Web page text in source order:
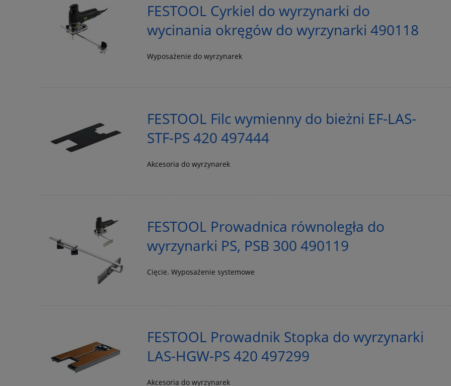
FESTOOL Cyrkiel do wyrzynarki do
wycinania okręgów do wyrzynarki 490118
Wyposażenie do wyrzynarek
FESTOOL Filc wymienny do bieżni EF-LAS-
STF-PS 420 497444
Akcesoria do wyrzynarek
FESTOOL Prowadnica równoległa do
wyrzynarki PS, PSB 300 490119
Cięcie. Wyposażenie systemowe
FESTOOL Prowadnik Stopka do wyrzynarki
LAS-HGW-PS 420 497299
Akcesoria do wyrzynarek